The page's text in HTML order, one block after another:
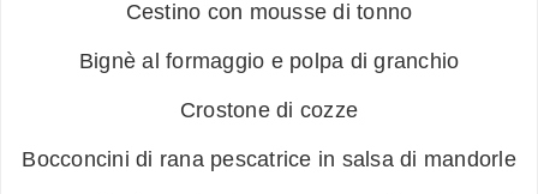
Cestino con mousse di tonno
Bignè al formaggio e polpa di granchio
Crostone di cozze
Bocconcini di rana pescatrice in salsa di mandorle